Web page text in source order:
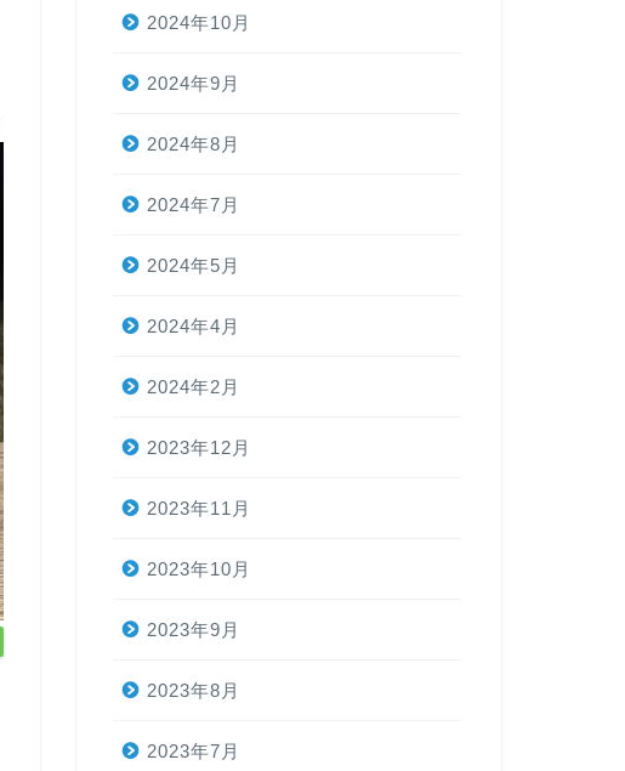
2024年10月
2024年9月
2024年8月
2024年7月
2024年5月
2024年4月
2024年2月
2023年12月
2023年11月
2023年10月
2023年9月
2023年8月
2023年7月